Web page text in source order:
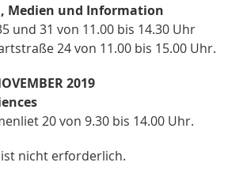
Medien und Information
und 31 von 11.00 bis 14.30 Uhr
24 von 11.00 bis 15.00 Uhr.
2019
20 von 9.30 bis 14.00 Uhr.
nicht erforderlich.